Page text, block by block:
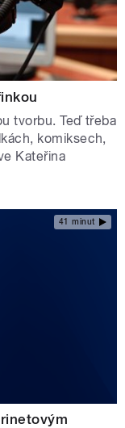
tvorbu. Teď třeba
komiksech,
Kateřina
41 minut